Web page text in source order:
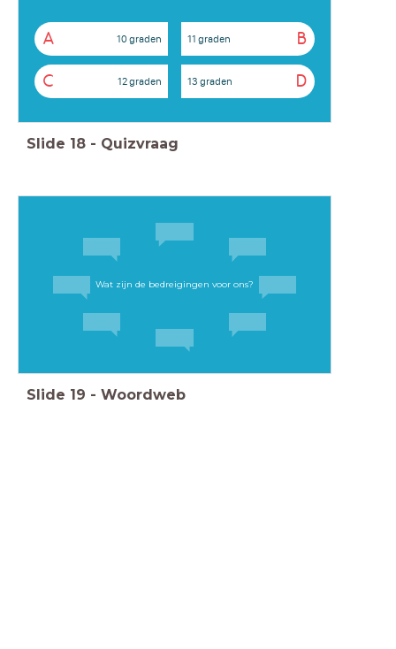
A 10 graden B
11 graden
C 12 graden D
13 graden
Slide 18 - Quizvraag
Wat zijn de bedreigingen voor ons?
Slide 19 - Woordweb